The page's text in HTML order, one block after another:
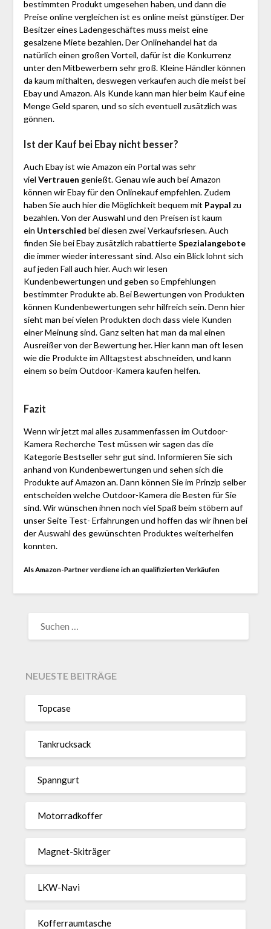
bestimmten Produkt umgesehen haben, und dann die
Preise online vergleichen ist es online meist günstiger. Der
Besitzer eines Ladengeschäftes muss meist eine
gesalzene Miete bezahlen. Der Onlinehandel hat da
natürlich einen großen Vorteil, dafür ist die Konkurrenz
unter den Mitbewerbern sehr groß. Kleine Händler können
da kaum mithalten, deswegen verkaufen auch die meist bei
Ebay und Amazon. Als Kunde kann man hier beim Kauf eine
Menge Geld sparen, und so sich eventuell zusätzlich was
gönnen.
Ist der Kauf bei Ebay nicht besser?
Auch Ebay ist wie Amazon ein Portal was sehr
viel Vertrauen genießt. Genau wie auch bei Amazon
können wir Ebay für den Onlinekauf empfehlen. Zudem
haben Sie auch hier die Möglichkeit bequem mit Paypal zu
bezahlen. Von der Auswahl und den Preisen ist kaum
ein Unterschied bei diesen zwei Verkaufsriesen. Auch
finden Sie bei Ebay zusätzlich rabattierteSpezialangebote
die immer wieder interessant sind. Also ein Blick lohnt sich
auf jeden Fall auch hier. Auch wir lesen
Kundenbewertungen und geben so Empfehlungen
bestimmter Produkte ab. Bei Bewertungen von Produkten
können Kundenbewertungen sehr hilfreich sein. Denn hier
sieht man bei vielen Produkten doch dass viele Kunden
einer Meinung sind. Ganz selten hat man da mal einen
Ausreißer von der Bewertung her. Hier kann man oft lesen
wie die Produkte im Alltagstest abschneiden, und kann
einem so beim Outdoor-Kamera kaufen helfen.
Fazit
Wenn wir jetzt mal alles zusammenfassen im Outdoor-
Kamera Recherche Test müssen wir sagen das die
Kategorie Bestseller sehr gut sind. Informieren Sie sich
anhand von Kundenbewertungen und sehen sich die
Produkte auf Amazon an. Dann können Sie im Prinzip selber
entscheiden welche Outdoor-Kamera die Besten für Sie
sind. Wir wünschen ihnen noch viel Spaß beim stöbern auf
unser Seite Test- Erfahrungen und hoffen das wir ihnen bei
der Auswahl des gewünschten Produktes weiterhelfen
konnten.
Als Amazon-Partner verdiene ich an qualifizierten Verkäufen
NACH:
NEUESTE BEITRÄGE
Topcase
Tan­kruck­sack
Spann­gurt
Motor­rad­koffer
Magnet-Ski­träger
LKW-Navi
Kof­fer­raum­ta­sche